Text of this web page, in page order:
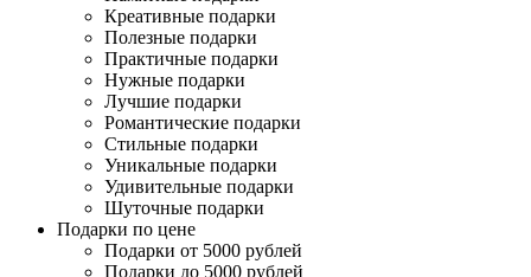
Креативные подарки
Полезные подарки
Практичные подарки
Нужные подарки
Лучшие подарки
Романтические подарки
Стильные подарки
Уникальные подарки
Удивительные подарки
Шуточные подарки
Подарки по цене
Подарки от 5000 рублей
Подарки до 5000 рублей